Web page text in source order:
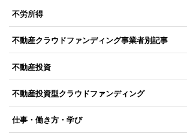
不労所得
不動産クラウドファンディング事業者別記事
不動産投資
不動産投資型クラウドファンディング
仕事・働き方・学び